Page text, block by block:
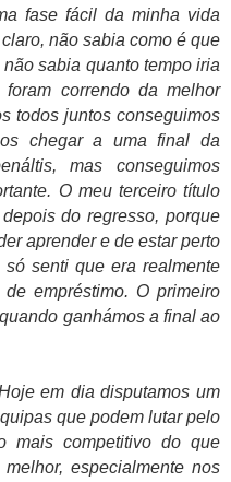
fase fácil da minha vida
não sabia como é que
sabia quanto tempo iria
correndo da melhor
todos juntos conseguimos
chegar a uma final da
mas conseguimos
O meu terceiro título
do regresso, porque
aprender e de estar perto
senti que era realmente
empréstimo. O primeiro
ganhámos a final ao
em dia disputamos um
que podem lutar pelo
mais competitivo do que
especialmente nos
das superbikes deixa em
com mais de metade dos
apenas nove pilotos tem
maioria na incerteza.
Manzi com a Yamaha, Sam
Gerloff na Kawasaki, Alex
Yari Montella com a Barni,
confirmadas para o próximo
definidos para a próxima
na Sala de Extrações da Santa
fase regular do Campeonato
tem início a 8 de novembro.